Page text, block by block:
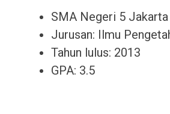
SMA Negeri 5 Jakarta
Jurusan: Ilmu
Tahun lulus: 2013
GPA: 3.5